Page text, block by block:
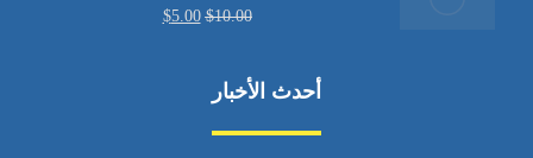
$10.00
$5.00
أحدث الأخبار